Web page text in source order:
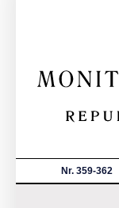
Nr. 359-362